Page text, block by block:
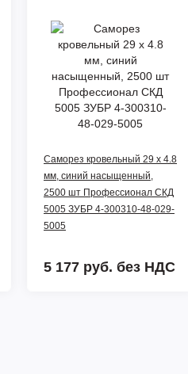
Саморез кровельный 29 х 4.8
мм, синий насыщенный,
2500 шт Профессионал СКД
5005 ЗУБР 4-300310-48-029-
5005
5 177 руб. без НДС